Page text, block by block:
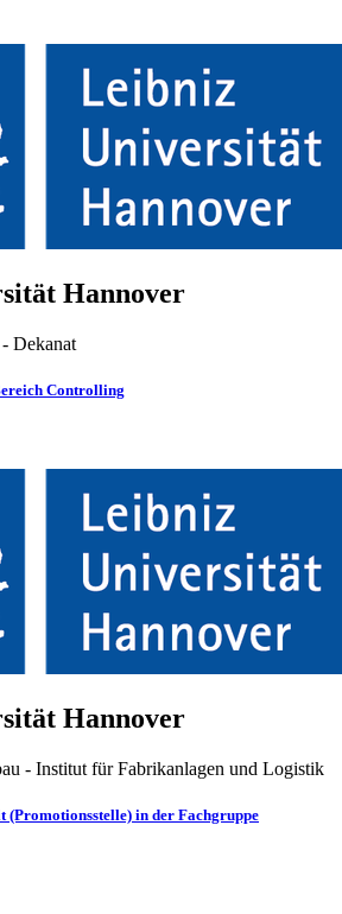
Han­no­ver
Dekanat
Controlling
Han­no­ver
- Institut für Fabrikanlagen und Logistik
(Promotionsstelle) in der Fachgruppe